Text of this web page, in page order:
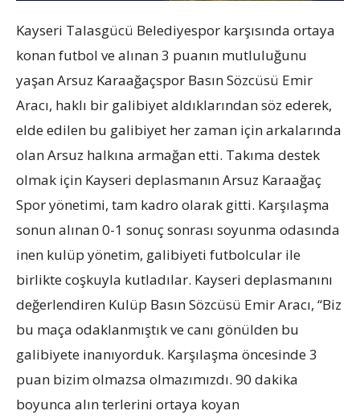
Kayseri Talasgücü Belediyespor karşısında ortaya
konan futbol ve alınan 3 puanın mutluluğunu
yaşan Arsuz Karaağaçspor Basın Sözcüsü Emir
Aracı, haklı bir galibiyet aldıklarından söz ederek,
elde edilen bu galibiyet her zaman için arkalarında
olan Arsuz halkına armağan etti. Takıma destek
olmak için Kayseri deplasmanın Arsuz Karaağaç
Spor yönetimi, tam kadro olarak gitti. Karşılaşma
sonun alınan 0-1 sonuç sonrası soyunma odasında
inen kulüp yönetim, galibiyeti futbolcular ile
birlikte coşkuyla kutladılar. Kayseri deplasmanını
değerlendiren Kulüp Basın Sözcüsü Emir Aracı, “Biz
bu maça odaklanmıştık ve canı gönülden bu
galibiyete inanıyorduk. Karşılaşma öncesinde 3
puan bizim olmazsa olmazımızdı. 90 dakika
boyunca alın terlerini ortaya koyan